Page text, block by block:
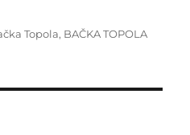
Topola, BAČKA TOPOLA